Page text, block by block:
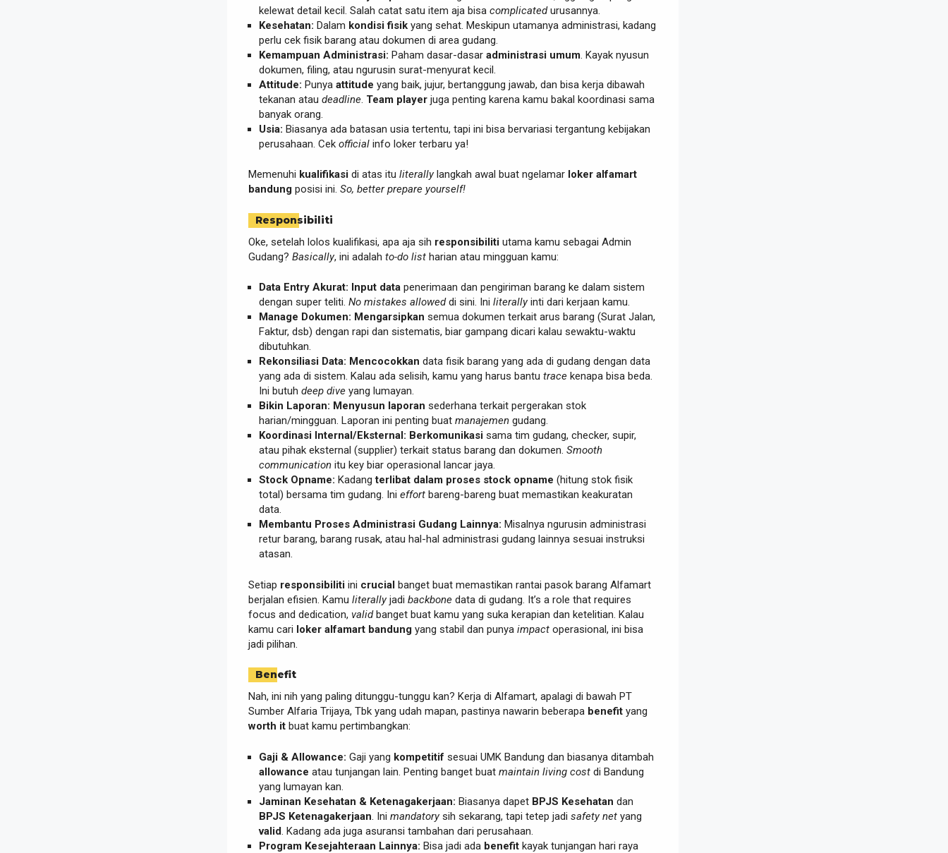
kelewat detail kecil. Salah catat satu item aja bisa complicatedurusannya.
Kesehatan: Dalam kondisi fisik yang sehat. Meskipun utamanya administrasi, kadang
perlu cek fisik barang atau dokumen di area gudang.
Kemampuan Administrasi: Paham dasar-dasar administrasi umum . Kayak nyusun
dokumen, filing, atau ngurusin surat-menyurat kecil.
Attitude: Punya attitude yang baik, jujur, bertanggung jawab, dan bisa kerja dibawah
tekanan atau deadline Team player juga penting karena kamu bakal koordinasi sama
banyak orang.
Usia: Biasanya ada batasan usia tertentu, tapi ini bisa bervariasi tergantung kebijakan
perusahaan. Cek official info loker terbaru ya!
Memenuhi kualifikasi di atas itu literallylangkah awal buat ngelamar loker alfamart
bandung posisi ini. So, better prepare yourself!
Responsibiliti
Oke, setelah lolos kualifikasi, apa aja sih responsibiliti utama kamu sebagai Admin
Gudang? Basically, ini adalah to-do list harian atau mingguan kamu:
Data Entry Akurat: Input data penerimaan dan pengiriman barang ke dalam sistem
dengan super teliti. No mistakes alloweddi sini. Ini literallyinti dari kerjaan kamu.
Manage Dokumen: Mengarsipkan semua dokumen terkait arus barang (Surat Jalan,
Faktur, dsb) dengan rapi dan sistematis, biar gampang dicari kalau sewaktu-waktu
dibutuhkan.
Rekonsiliasi Data: Mencocokkan data fisik barang yang ada di gudang dengan data
yang ada di sistem. Kalau ada selisih, kamu yang harus bantu trace kenapa bisa beda.
Ini butuh deep dive yang lumayan.
Bikin Laporan: Menyusun laporan sederhana terkait pergerakan stok
harian/mingguan. Laporan ini penting buat manajemen gudang.
Koordinasi Internal/Eksternal: Berkomunikasi sama tim gudang, checker, supir,
atau pihak eksternal (supplier) terkait status barang dan dokumen. Smooth
communication itu key biar operasional lancar jaya.
Stock Opname: Kadangterlibat dalam proses stock opname (hitung stok fisik
total) bersama tim gudang. Ini effort bareng-bareng buat memastikan keakuratan
data.
Membantu Proses Administrasi Gudang Lainnya: Misalnya ngurusin administrasi
retur barang, barang rusak, atau hal-hal administrasi gudang lainnya sesuai instruksi
atasan.
Setiap responsibiliti ini crucial banget buat memastikan rantai pasok barang Alfamart
berjalan efisien. Kamu literallyjadi backbone data di gudang. It’s a role that requires
focus and dedication, validbanget buat kamu yang suka kerapian dan ketelitian. Kalau
kamu cari loker alfamart bandung yang stabil dan punya impact operasional, ini bisa
jadi pilihan.
Benefit
Nah, ini nih yang paling ditunggu-tunggu kan? Kerja di Alfamart, apalagi di bawah PT
Sumber Alfaria Trijaya, Tbk yang udah mapan, pastinya nawarin beberapa benefit yang
worth it buat kamu pertimbangkan:
Gaji & Allowance: Gaji yang kompetitif sesuai UMK Bandung dan biasanya ditambah
allowance atau tunjangan lain. Penting banget buat maintain living cost di Bandung
yang lumayan kan.
Jaminan Kesehatan & Ketenagakerjaan: Biasanya dapet BPJS Kesehatan dan
BPJS Ketenagakerjaan . Ini mandatorysih sekarang, tapi tetep jadi safety net yang
valid . Kadang ada juga asuransi tambahan dari perusahaan.
Program Kesejahteraan Lainnya: Bisa jadi ada benefit kayak tunjangan hari raya